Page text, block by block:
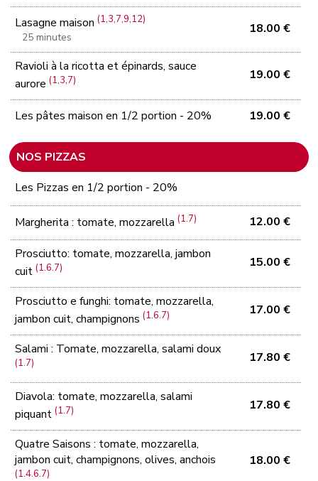
Lasagne maison(1,3,7,9,12)
25 minutes
18.00 €
Ravioli à la ricotta et épinards, sauce
aurore(1,3,7) 19.00 €
Les pâtes maison en 1/2 portion - 20% 19.00 €
NOS PIZZAS
Les Pizzas en 1/2 portion - 20%
Margherita : tomate, mozzarella(1.7) 12.00 €
Prosciutto: tomate, mozzarella, jambon
cuit(1.6.7) 15.00 €
Prosciutto e funghi: tomate, mozzarella,
jambon cuit, champignons(1.6.7) 17.00 €
Salami : Tomate, mozzarella, salami doux
(1.7) 17.80 €
Diavola: tomate, mozzarella, salami
piquant(1.7) 17.80 €
Quatre Saisons : tomate, mozzarella,
jambon cuit, champignons, olives, anchois
(1.4.6.7)
18.00 €